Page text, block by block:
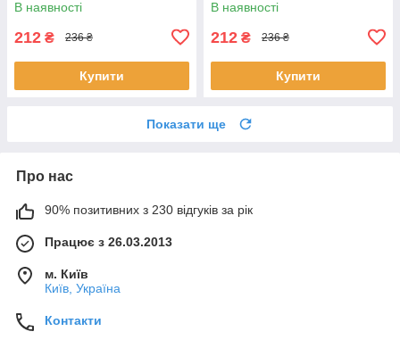
В наявності
212 ₴ 236 ₴
Купити
В наявності
212 ₴ 236 ₴
Купити
Показати ще
Про нас
90% позитивних з 230 відгуків за рік
Працює з 26.03.2013
м. Київ
Київ, Україна
Контакти